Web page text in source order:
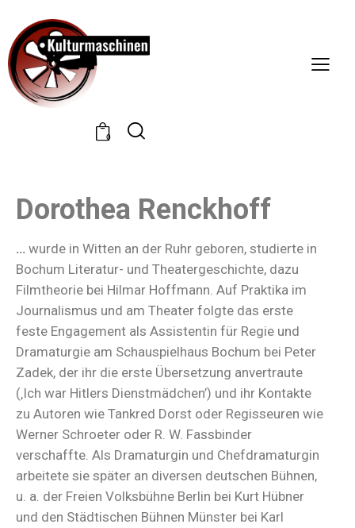
0
Dorothea Renckhoff
… wurde in Witten an der Ruhr geboren, studierte in
Bochum Literatur- und Theatergeschichte, dazu
Filmtheorie bei Hilmar Hoffmann. Auf Praktika im
Journalismus und am Theater folgte das erste
feste Engagement als Assistentin für Regie und
Dramaturgie am Schauspielhaus Bochum bei Peter
Zadek, der ihr die erste Übersetzung anvertraute
(‚Ich war Hitlers Dienstmädchen’) und ihr Kontakte
zu Autoren wie Tankred Dorst oder Regisseuren wie
Werner Schroeter oder R. W. Fassbinder
verschaffte. Als Dramaturgin und Chefdramaturgin
arbeitete sie später an diversen deutschen Bühnen,
u. a. der Freien Volksbühne Berlin bei Kurt Hübner
und den Städtischen Bühnen Münster bei Karl